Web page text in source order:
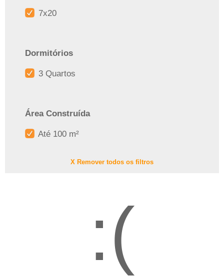
7x20
Dormitórios
3 Quartos
Área Construída
Até 100 m²
X Remover todos os filtros
:(